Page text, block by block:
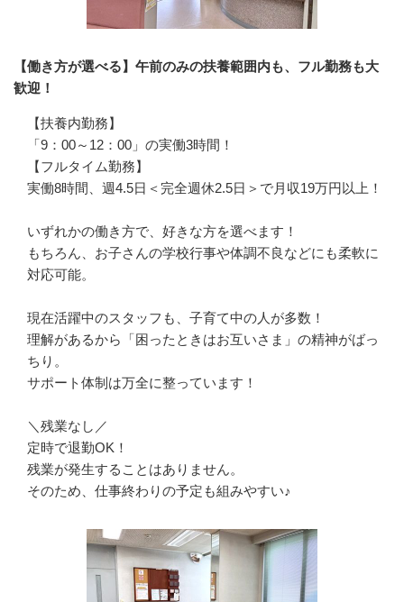
【働き方が選べる】午前のみの扶養範囲内も、フル勤務も大
歓迎！
【扶養内勤務】
「9：00～12：00」の実働3時間！
【フルタイム勤務】
実働8時間、週4.5日＜完全週休2.5日＞で月収19万円以上！
いずれかの働き方で、好きな方を選べます！
もちろん、お子さんの学校行事や体調不良などにも柔軟に
対応可能。
現在活躍中のスタッフも、子育て中の人が多数！
理解があるから「困ったときはお互いさま」の精神がばっ
ちり。
サポート体制は万全に整っています！
＼残業なし／
定時で退勤OK！
残業が発生することはありません。
そのため、仕事終わりの予定も組みやすい♪